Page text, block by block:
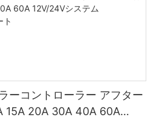
ーコントローラー アフター
15A 20A 30A 40A 60A